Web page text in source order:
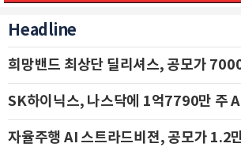
Headline